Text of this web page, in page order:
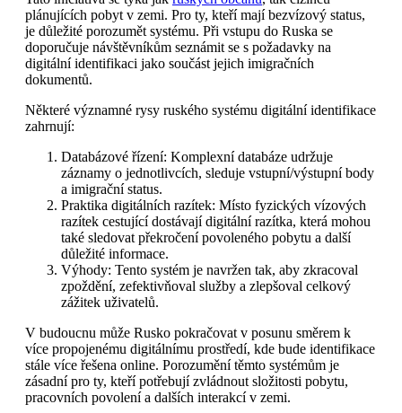
plánujících pobyt v zemi. Pro ty, kteří mají bezvízový status,
je důležité porozumět systému. Při vstupu do Ruska se
doporučuje návštěvníkům seznámit se s požadavky na
digitální identifikaci jako součást jejich imigračních
dokumentů.
Některé významné rysy ruského systému digitální identifikace
zahrnují:
Databázové řízení: Komplexní databáze udržuje
záznamy o jednotlivcích, sleduje vstupní/výstupní body
a imigrační status.
Praktika digitálních razítek: Místo fyzických vízových
razítek cestující dostávají digitální razítka, která mohou
také sledovat překročení povoleného pobytu a další
důležité informace.
Výhody: Tento systém je navržen tak, aby zkracoval
zpoždění, zefektivňoval služby a zlepšoval celkový
zážitek uživatelů.
V budoucnu může Rusko pokračovat v posunu směrem k
více propojenému digitálnímu prostředí, kde bude identifikace
stále více řešena online. Porozumění těmto systémům je
zásadní pro ty, kteří potřebují zvládnout složitosti pobytu,
pracovních povolení a dalších interakcí v zemi.